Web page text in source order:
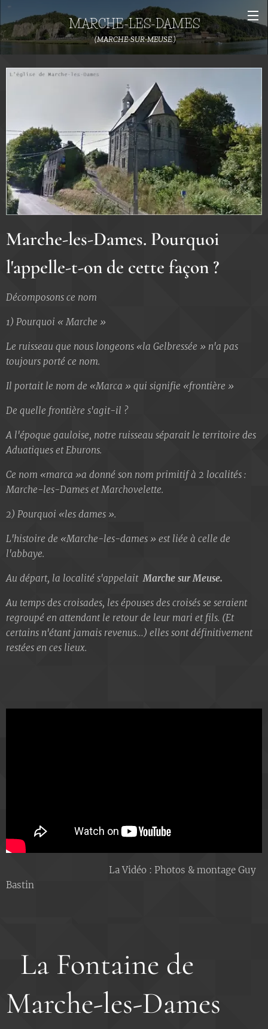
MARCHE-LES-DAMES
(MARCHE-SUR-MEUSE.)
Marche-les-Dames. Pourquoi
l'appelle-t-on de cette façon ?
Décomposons ce nom
1) Pourquoi « Marche »
Le ruisseau que nous longeons «la Gelbressée » n'a pas
toujours porté ce nom.
Il portait le nom de «Marca » qui signifie «frontière »
De quelle frontière s'agit-il ?
A l'époque gauloise, notre ruisseau séparait le territoire des
Aduatiques et Eburons.
Ce nom «marca »a donné son nom primitif à 2 localités :
Marche-les-Dames et Marchovelette.
2) Pourquoi «les dames ».
L'histoire de «Marche-les-dames » est liée à celle de
l'abbaye.
Au départ, la localité s'appelaitMarche sur Meuse.
Au temps des croisades, les épouses des croisés se seraient
regroupé en attendant le retour de leur mari et fils. (Et
certains n'étant jamais revenus…) elles sont définitivement
restées en ces lieux.
La Vidéo : Photos & montage Guy
Bastin
La Fontaine de
Marche-les-Dames